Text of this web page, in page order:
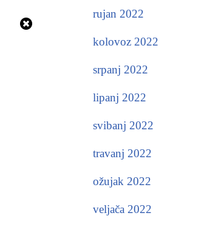
rujan 2022
kolovoz 2022
srpanj 2022
lipanj 2022
svibanj 2022
travanj 2022
ožujak 2022
veljača 2022